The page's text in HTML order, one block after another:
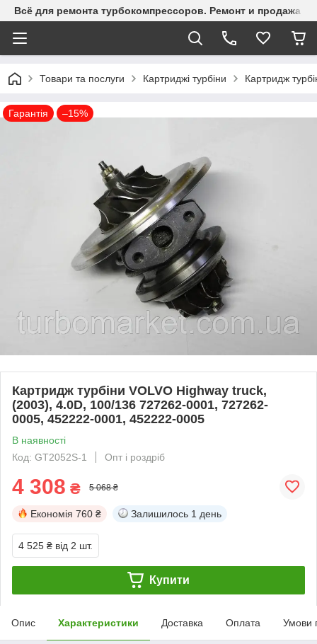
Всё для ремонта турбокомпрессоров. Ремонт и продажа
Товари та послуги Картриджі турбіни Картридж
Гарантія –15%
Картридж турбіни VOLVO Highway truck,
(2003), 4.0D, 100/136 727262-0001, 727262-
0005, 452222-0001, 452222-0005
В наявності
Код: GT2052S-1
Опт і роздріб
4 308 ₴ 5 068 ₴
Економія 760 ₴ Залишилось 1 день
4 525 ₴ від 2 шт.
Купити
Опис Характеристики Доставка Оплата Умови